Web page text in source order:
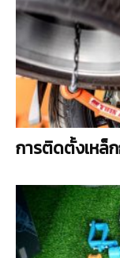
การติดตั้งเหล็ก